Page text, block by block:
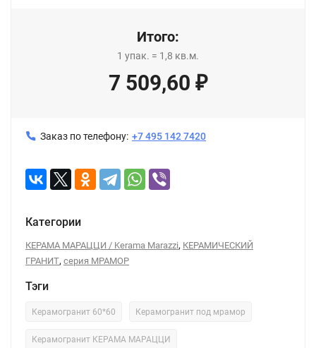
Итого:
1 упак. = 1,8 кв.м.
7 509,60 ₽
Заказ по телефону: +7 495 142 7420
Категории
КЕРАМА МАРАЦЦИ / Kerama Marazzi, КЕРАМИЧЕСКИЙ
ГРАНИТ, серия МРАМОР
Тэги
Керамогранит 60*60 Керамогранит под мрамор
Керамогранит КЕРАМА МАРАЦЦИ